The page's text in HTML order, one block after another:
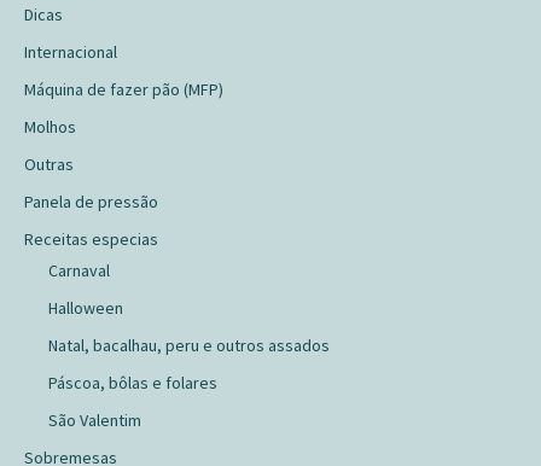
Dicas
Internacional
Máquina de fazer pão (MFP)
Molhos
Outras
Panela de pressão
Receitas especias
Carnaval
Halloween
Natal, bacalhau, peru e outros assados
Páscoa, bôlas e folares
São Valentim
Sobremesas